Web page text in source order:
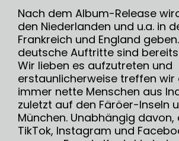
Nach dem Album-Release
den Niederlanden und u.a. in
Frankreich und England
deutsche Auftritte sind bereits
Wir lieben es aufzutreten und
erstaunlicherweise treffen
immer nette Menschen aus
zuletzt auf den Färöer-Inseln
München. Unabhängig
TikTok, Instagram und